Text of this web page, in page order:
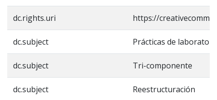
dc.rights.uri https://
dc.subject Prácticas de
dc.subject Tri-componente
dc.subject Reestructuración